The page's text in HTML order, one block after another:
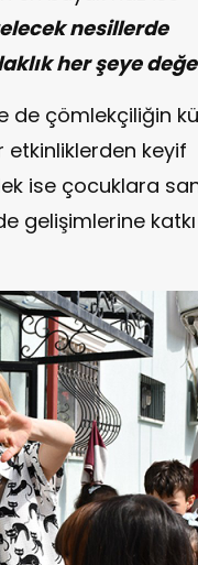
nesillerde
her şeye
de çömlekçiliğin
keyif
ise çocuklara
gelişimlerine katkı